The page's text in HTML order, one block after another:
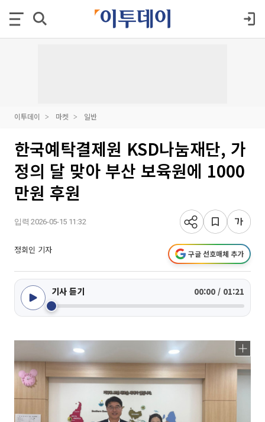
이투데이 마켓 일반
한국예탁결제원 KSD나눔재단, 가
정의 달 맞아 부산 보육원에 1000
만원 후원
입력 2026-05-15 11:32
정회인 기자 구글 선호매체 추가
기사 듣기 00:00 / 01:21